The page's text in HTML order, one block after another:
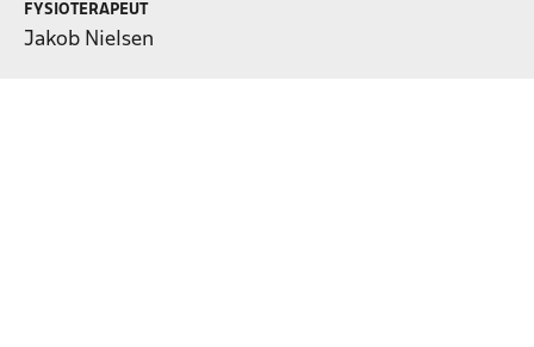
FYSIOTERAPEUT
Jakob Nielsen